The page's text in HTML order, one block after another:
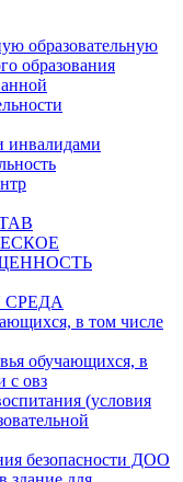
образовательную
образования
инвалидами
в том числе
обучающихся, в
с овз
(условия
безопасности ДОО